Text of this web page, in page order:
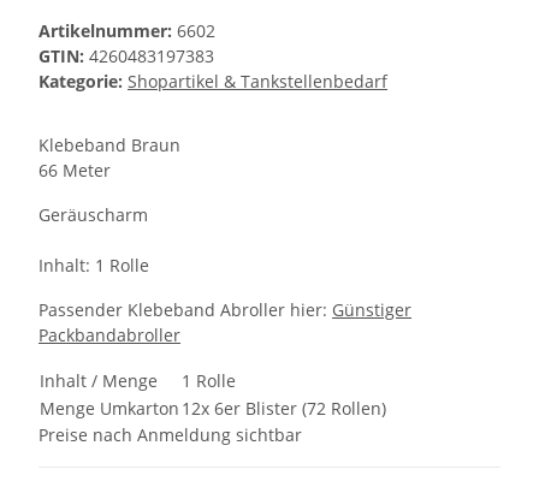
Artikelnummer: 6602
GTIN: 4260483197383
Kategorie: Shopartikel & Tankstellenbedarf
Klebeband Braun
66 Meter
Geräuscharm
Inhalt: 1 Rolle
Passender Klebeband Abroller hier: Günstiger
Packbandabroller
Inhalt / Menge
1 Rolle
Menge Umkarton 12x 6er Blister (72 Rollen)
Preise nach Anmeldung sichtbar